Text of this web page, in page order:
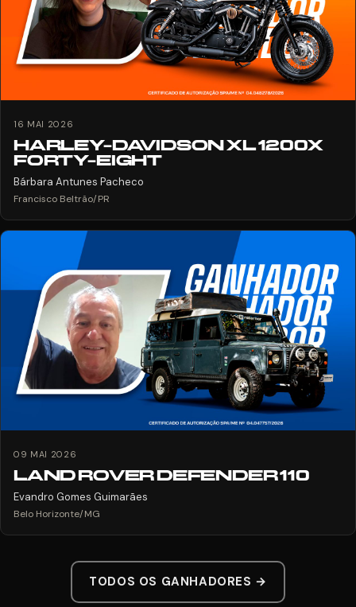
16 MAI 2026
HARLEY-DAVIDSON XL 1200X
FORTY-EIGHT
Bárbara Antunes Pacheco
Francisco Beltrão/PR
09 MAI 2026
LAND ROVER DEFENDER 110
Evandro Gomes Guimarães
Belo Horizonte/MG
TODOS OS GANHADORES →